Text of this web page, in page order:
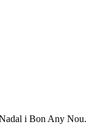
i Bon Any Nou.